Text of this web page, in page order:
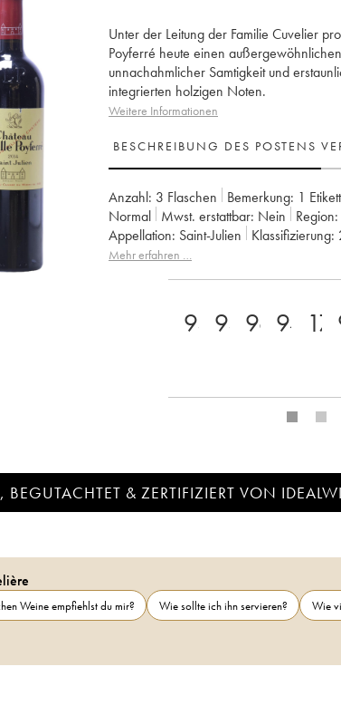
Unter der Leitung der Familie Cuvelier
Poyferré heute einen
unnachahmlicher Samtigkeit und
integrierten holzigen Noten.
Weitere Informationen
BESCHREIBUNG DES POSTENS
Anzahl: 3 Flaschen Bemerkung: 1
Normal
Mwst. erstattbar: nein Region:
Appellation:
Saint-Julien Klassifizierung:
Eigentümer:
Famille Cuvelier
Mehr erfahren …
93+93 96 94 17
BEGUTACHTET & ZERTIFIZIERT VON
Weine empfiehlst du mir? Wie sollte ich ihn servieren?
Wie